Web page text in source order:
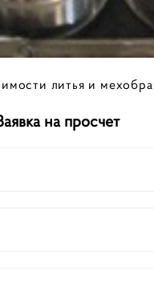
литья и
на просчет